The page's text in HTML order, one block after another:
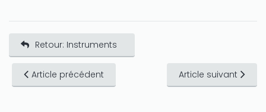
Retour: Instruments
Article précédent Article suivant